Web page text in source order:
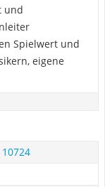
und
Spielwert und
eigene